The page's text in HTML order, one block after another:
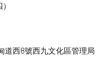
道西8號西九文化區管理局